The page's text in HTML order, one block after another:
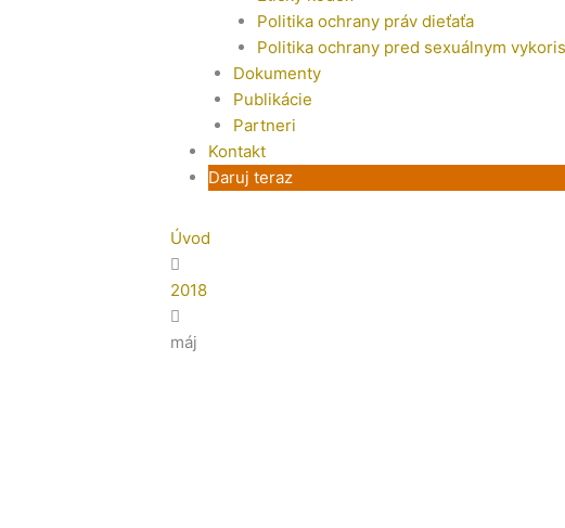
Politika ochrany práv dieťaťa
Politika ochrany pred sexuálnym
Dokumenty
Publikácie
Partneri
Kontakt
Daruj teraz
Úvod
2018
máj